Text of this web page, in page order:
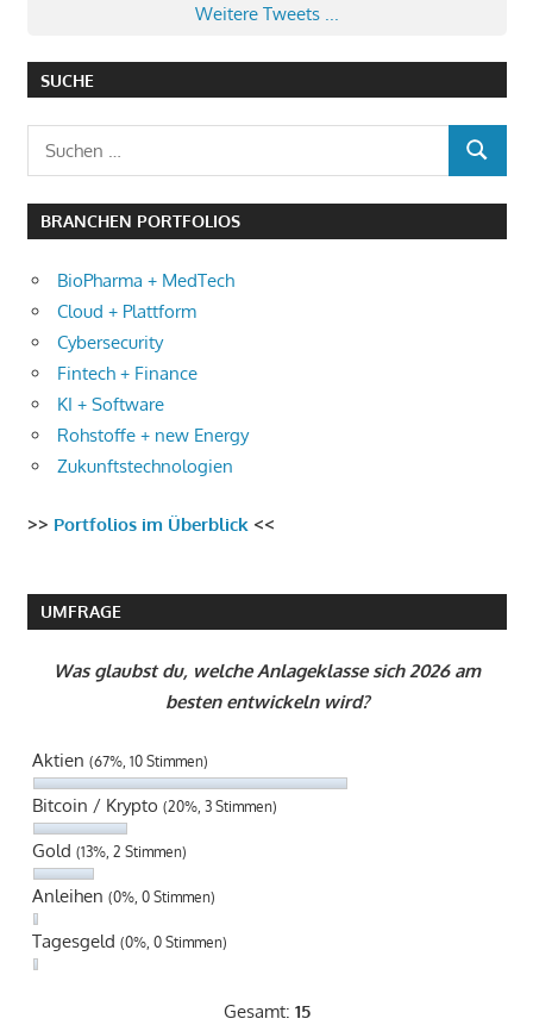
Weitere Tweets ...
SUCHE
SUCHEN
BRANCHEN PORTFOLIOS
BioPharma + MedTech
Cloud + Plattform
Cybersecurity
Fintech + Finance
KI + Software
Rohstoffe + new Energy
Zukunftstechnologien
>> Portfolios im Überblick<<
UMFRAGE
Was glaubst du, welche Anlageklasse sich 2026 am
besten entwickeln wird?
Aktien (67%, 10 Stimmen)
Bitcoin / Krypto (20%, 3 Stimmen)
Gold (13%, 2 Stimmen)
Anleihen (0%, 0 Stimmen)
Tagesgeld (0%, 0 Stimmen)
Gesamt: 15